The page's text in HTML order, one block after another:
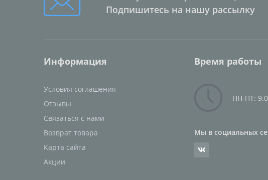
Подпишитесь на нашу рассылку
Информация
Условия соглашения
Отзывы
Связаться с нами
Возврат товара
Карта сайта
Акции
Время работы
ПН-ПТ:
Мы в социальных